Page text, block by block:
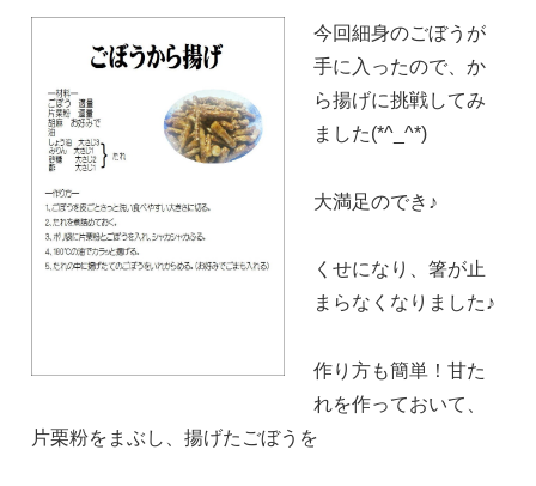
今回細身のごぼうが
手に入ったので、か
ら揚げに挑戦してみ
ました(*^_^*)
大満足のでき♪
くせになり、箸が止
まらなくなりました♪
作り方も簡単！甘た
れを作っておいて、
片栗粉をまぶし、揚げたごぼうを